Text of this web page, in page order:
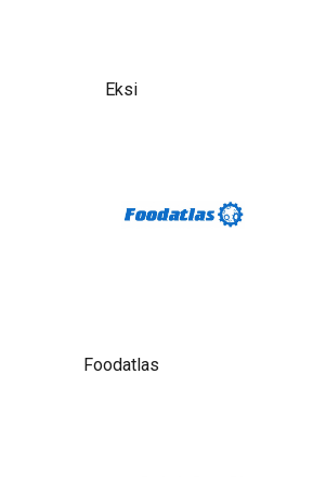
Eksi
Foodatlas